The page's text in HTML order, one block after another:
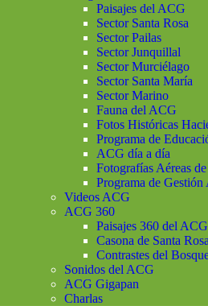
Paisajes del ACG
Sector Santa Rosa
Sector Pailas
Sector Junquillal
Sector Murciélago
Sector Santa María
Sector Marino
Fauna del ACG
Fotos Históricas
Programa de
ACG día a día
Fotografías Aéreas
Programa de
Videos ACG
ACG 360
Paisajes 360 del ACG
Casona de Santa
Contrastes del
Sonidos del ACG
ACG Gigapan
Charlas